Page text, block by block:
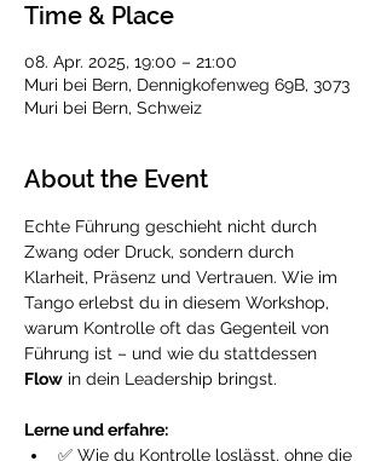
Time & Place
08. Apr. 2025, 19:00 – 21:00
Muri bei Bern, Dennigkofenweg 69B, 3073
Muri bei Bern, Schweiz
About the Event
Echte Führung geschieht nicht durch
Zwang oder Druck, sondern durch
Klarheit, Präsenz und Vertrauen. Wie im
Tango erlebst du in diesem Workshop,
warum Kontrolle oft das Gegenteil von
Führung ist – und wie du stattdessen
Flow in dein Leadership bringst.
Lerne und erfahre:
✅ Wie du Kontrolle loslässt, ohne die